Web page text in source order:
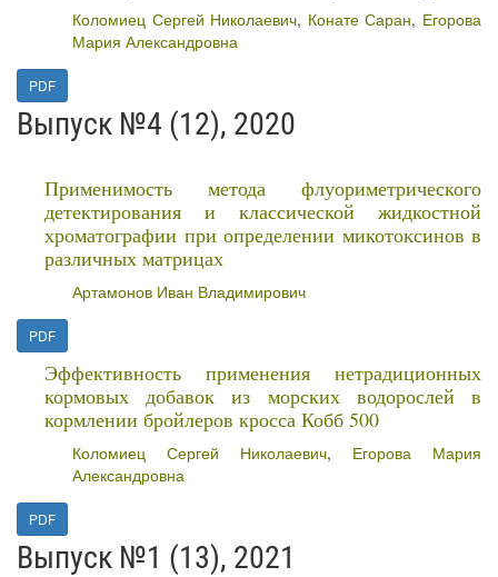
Коломиец Сергей Николаевич, Конате Саран, Егорова
Мария Александровна
PDF
Выпуск №4 (12), 2020
Применимость метода флуориметрического
детектирования и классической жидкостной
хроматографии при определении микотоксинов в
различных матрицах
Артамонов Иван Владимирович
PDF
Эффективность применения нетрадиционных
кормовых добавок из морских водорослей в
кормлении бройлеров кросса Кобб 500
Коломиец Сергей Николаевич, Егорова Мария
Александровна
PDF
Выпуск №1 (13), 2021